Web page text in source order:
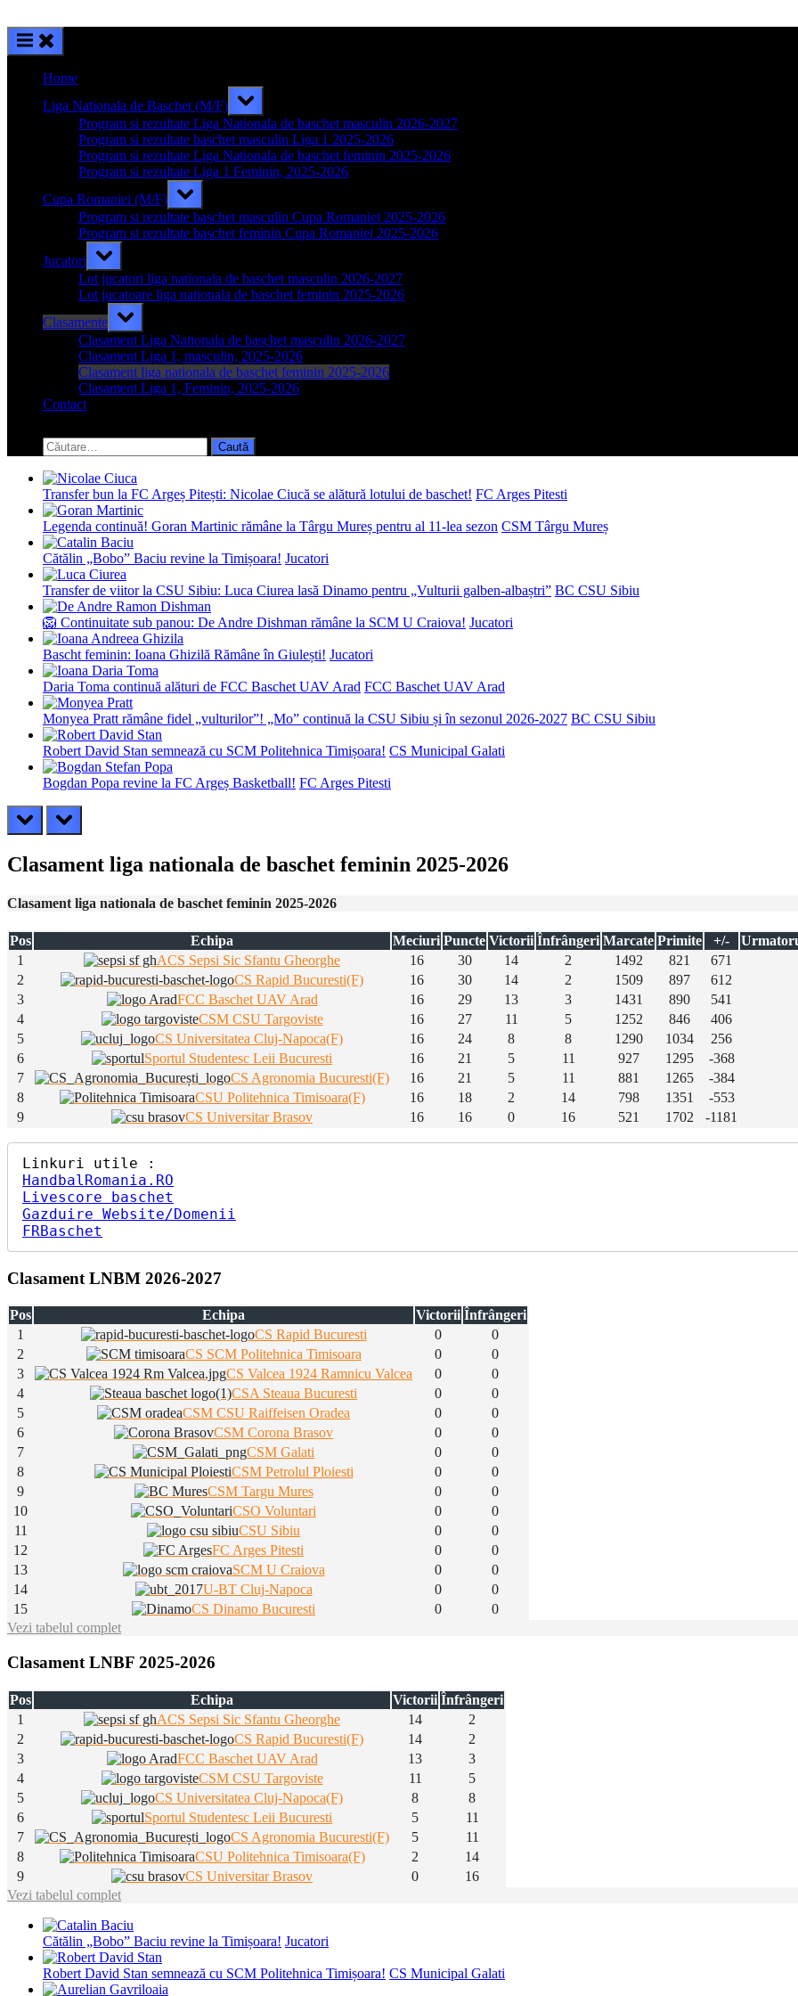
Home
Liga Nationala de Baschet (M/F)
Toggle
sub-
menu
Program si rezultate Liga Nationala de baschet masculin 2026-2027
Program si rezultate baschet masculin Liga 1 2025-2026
Program si rezultate Liga Nationala de baschet feminin 2025-2026
Program si rezultate Liga 1 Feminin, 2025-2026
Cupa Romaniei (M/F)
Toggle
sub-
menu
Program si rezultate baschet masculin Cupa Romaniei 2025-2026
Program si rezultate baschet feminin Cupa Romaniei 2025-2026
Jucatori
Toggle
sub-
menu
Lot jucatori liga nationala de baschet masculin 2026-2027
Lot jucatoare liga nationala de baschet feminin 2025-2026
Clasamente
Toggle
sub-
menu
Clasament Liga Nationala de baschet masculin 2026-2027
Clasament Liga 1, masculin, 2025-2026
Clasament liga nationala de baschet feminin 2025-2026
Clasament Liga 1, Feminin, 2025-2026
Contact
search
form
Caută
după:
Transfer bun la FC Argeș Pitești: Nicolae Ciucă se alătură lotului de baschet! FC Arges Pitesti
Legenda continuă! Goran Martinic rămâne la Târgu Mureș pentru al 11-lea sezon CSM Târgu Mureș
Cătălin „Bobo” Baciu revine la Timișoara! Jucatori
Transfer de viitor la CSU Sibiu: Luca Ciurea lasă Dinamo pentru „Vulturii galben-albaștri” BC CSU Sibiu
🦁 Continuitate sub panou: De Andre Dishman rămâne la SCM U Craiova! Jucatori
Bascht feminin: Ioana Ghizilă Rămâne în Giulești! Jucatori
Daria Toma continuă alături de FCC Baschet UAV Arad FCC Baschet UAV Arad
Monyea Pratt rămâne fidel „vulturilor”! „Mo” continuă la CSU Sibiu și în sezonul 2026-2027 BC CSU Sibiu
Robert David Stan semnează cu SCM Politehnica Timișoara! CS Municipal Galati
Bogdan Popa revine la FC Argeș Basketball! FC Arges Pitesti
prev next
Clasament liga nationala de baschet feminin 2025-2026
Clasament liga nationala de baschet feminin 2025-2026
Pos Echipa Meciuri Puncte Victorii Înfrângeri Marcate Primite +/-
1
ACS Sepsi Sic Sfantu Gheorghe 16 30 14 2 1492 821 671
2
CS Rapid Bucuresti(F) 16 30 14 2 1509 897 612
3
FCC Baschet UAV Arad 16 29 13 3 1431 890 541
4
CSM CSU Targoviste 16 27 11 5 1252 846 406
5
CS Universitatea Cluj-Napoca(F) 16 24 8 8 1290 1034 256
6
Sportul Studentesc Leii Bucuresti 16 21 5 11 927 1295 -368
7
CS Agronomia Bucuresti(F) 16 21 5 11 881 1265 -384
8
CSU Politehnica Timisoara(F) 16 18 2 14 798 1351 -553
9
CS Universitar Brasov 16 16 0 16 521 1702 -1181
HandbalRomania.RO
Livescore baschet
Gazduire Website/Domenii
FRBaschet
Clasament LNBM 2026-2027
Pos Echipa Victorii Înfrângeri
1
CS Rapid Bucuresti 0
0
2
CS SCM Politehnica Timisoara 0
0
3
CS Valcea 1924 Ramnicu Valcea 0
0
4
CSA Steaua Bucuresti 0
0
5
CSM CSU Raiffeisen Oradea 0
0
6
CSM Corona Brasov 0
0
7
CSM Galati 0
0
8
CSM Petrolul Ploiesti 0
0
9
CSM Targu Mures 0
0
10
CSO Voluntari 0
0
11
CSU Sibiu 0
0
12
FC Arges Pitesti 0
0
13
SCM U Craiova 0
0
14
U-BT Cluj-Napoca 0
0
15
CS Dinamo Bucuresti 0
0
Vezi tabelul complet
Clasament LNBF 2025-2026
Pos Echipa Victorii Înfrângeri
1
ACS Sepsi Sic Sfantu Gheorghe 14
2
2
CS Rapid Bucuresti(F) 14
2
3
FCC Baschet UAV Arad 13
3
4
CSM CSU Targoviste 11
5
5
CS Universitatea Cluj-Napoca(F) 8
8
6
Sportul Studentesc Leii Bucuresti 5
11
7
CS Agronomia Bucuresti(F) 5
11
8
CSU Politehnica Timisoara(F) 2
14
9
CS Universitar Brasov 0
16
Vezi tabelul complet
Cătălin „Bobo” Baciu revine la Timișoara! Jucatori
Robert David Stan semnează cu SCM Politehnica Timișoara! CS Municipal Galati